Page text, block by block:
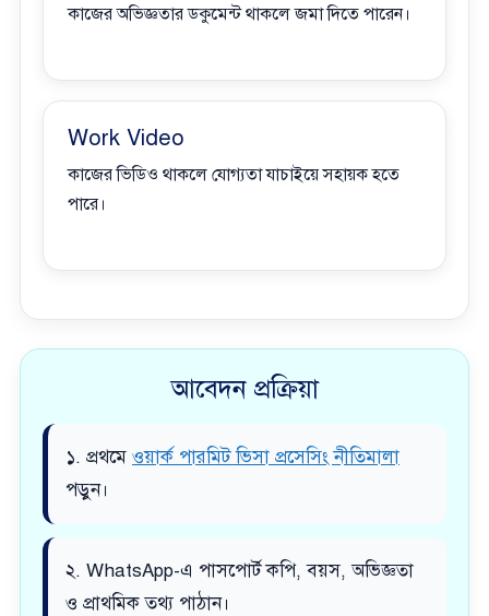
কাজের অভিজ্ঞতার ডকুমেন্ট থাকলে জমা দিতে পারেন।
Work Video
কাজের ভিডিও থাকলে যোগ্যতা যাচাইয়ে সহায়ক হতে
পারে।
আবেদন প্রক্রিয়া
১. প্রথমে ওয়ার্ক পারমিট ভিসা প্রসেসিং নীতিমালা
পড়ুন।
২. WhatsApp-এ পাসপোর্ট কপি, বয়স, অভিজ্ঞতা
ও প্রাথমিক তথ্য পাঠান।